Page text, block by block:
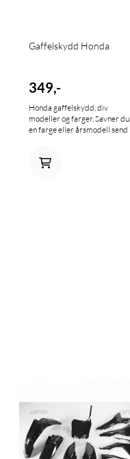
Gaffelskydd Honda
349,-
Honda gaffelskydd, div
modeller og farger. Savner du
en farge eller årsmodell send